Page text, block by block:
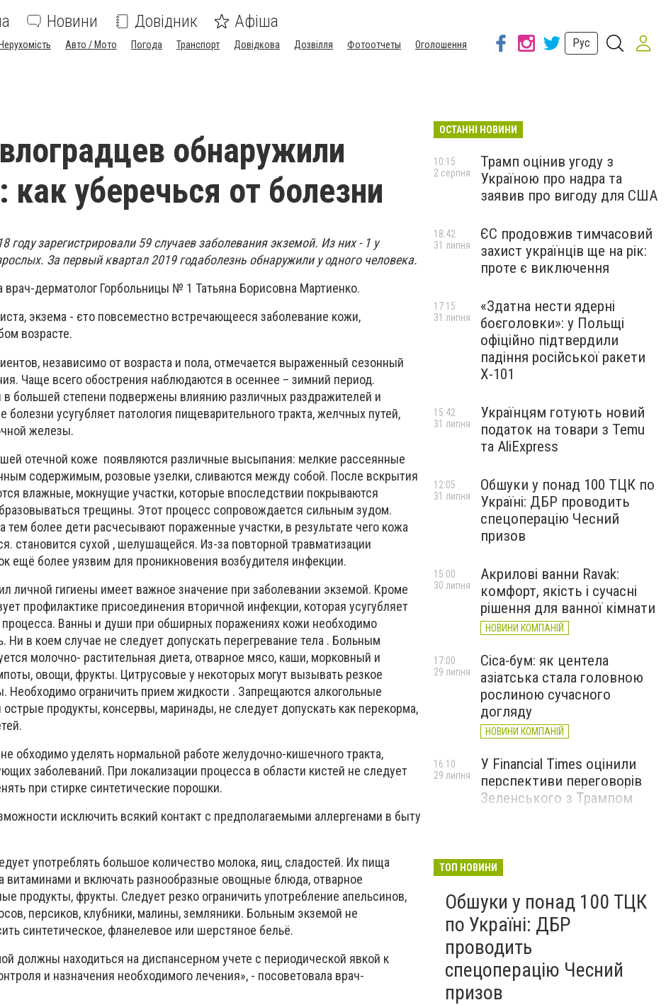
Новини Довідник Афіша
Нерухомість Авто / Мото Погода Транспорт Довідкова Дозвілля Фотоотчеты
Оголошення
Рус
обнаружили
как уберечься от болезни
году зарегистрировали 59 случаев заболевания экземой. Из них - 1 у
За первый квартал 2019 годаболезнь обнаружили у одного человека.
врач-дерматолог Горбольницы № 1 Татьяна Борисовна Мартиенко.
экзема - єто повсеместно встречающееся заболевание кожи,
возрасте.
независимо от возраста и пола, отмечается выраженный сезонный
Чаще всего обострения наблюдаются в осеннее – зимний период.
большей степени подвержены влиянию различных раздражителей и
болезни усугубляет патология пищеварительного тракта, желчных путей,
железы.
отечной коже появляются различные высыпания: мелкие рассеянные
содержимым, розовые узелки, сливаются между собой. После вскрытия
влажные, мокнущие участки, которые впоследствии покрываются
трещины. Этот процесс сопровождается сильным зудом.
тем более дети расчесывают пораженные участки, в результате чего кожа
становится сухой , шелушащейся. Из-за повторной травматизации
ещё более уязвим для проникновения возбудителя инфекции.
личной гигиены имеет важное значение при заболевании экземой. Кроме
профилактике присоединения вторичной инфекции, которая усугубляет
процесса. Ванны и души при обширных поражениях кожи необходимо
Ни в коем случае не следует допускать перегревание тела . Больным
молочно- растительная диета, отварное мясо, каши, морковный и
овощи, фрукты. Цитрусовые у некоторых могут вызывать резкое
Необходимо ограничить прием жидкости . Запрещаются алкогольные
острые продукты, консервы, маринады, не следует допускать как перекорма,
обходимо уделять нормальной работе желудочно-кишечного тракта,
заболеваний. При локализации процесса в области кистей не следует
при стирке синтетические порошки.
исключить всякий контакт с предполагаемыми аллергенами в быту
употреблять большое количество молока, яиц, сладостей. Их пища
витаминами и включать разнообразные овощные блюда, отварное
продукты, фрукты. Следует резко ограничить употребление апельсинов,
персиков, клубники, малины, земляники. Больным экземой не
синтетическое, фланелевое или шерстяное бельё.
должны находиться на диспансерном учете с периодической явкой к
и назначения необходимого лечения», - посоветовала врач-
ОСТАННІ НОВИНИ
Трамп оцінив угоду з
Україною про надра та
заявив про вигоду для США
10:15
2 серпня
ЄС продовжив тимчасовий
захист українців ще на рік:
проте є виключення
18:42
31 липня
«Здатна нести ядерні
боєголовки»: у Польщі
офіційно підтвердили
падіння російської ракети
Х-101
17:15
31 липня
Українцям готують новий
податок на товари з Temu
та AliExpress
15:42
31 липня
Обшуки у понад 100 ТЦК по
Україні: ДБР проводить
спецоперацію Чесний
призов
12:05
31 липня
Акрилові ванни Ravak:
комфорт, якість і сучасні
рішення для ванної кімнати
НОВИНИ КОМПАНІЙ
15:00
30 липня
Cica-бум: як центела
азіатська стала головною
рослиною сучасного
догляду
НОВИНИ КОМПАНІЙ
17:00
29 липня
У Financial Times оцінили
перспективи переговорів
Зеленського з Трампом
16:10
29 липня
ТОП НОВИНИ
Обшуки у понад 100 ТЦК
по Україні: ДБР
проводить
спецоперацію Чесний
призов